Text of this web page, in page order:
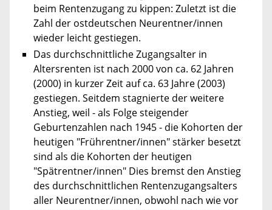
beim Rentenzugang zu kippen: Zuletzt ist die
Zahl der ostdeutschen Neurentner/innen
wieder leicht gestiegen.
Das durchschnittliche Zugangsalter in
Altersrenten ist nach 2000 von ca. 62 Jahren
(2000) in kurzer Zeit auf ca. 63 Jahre (2003)
gestiegen. Seitdem stagnierte der weitere
Anstieg, weil - als Folge steigender
Geburtenzahlen nach 1945 - die Kohorten der
heutigen "Frührentner/innen" stärker besetzt
sind als die Kohorten der heutigen
"Spätrentner/innen" Dies bremst den Anstieg
des durchschnittlichen Rentenzugangsalters
aller Neurentner/innen, obwohl nach wie vor